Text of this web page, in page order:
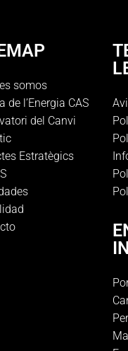
somos
de l’Energia CAS
del Canvi
Estratègics